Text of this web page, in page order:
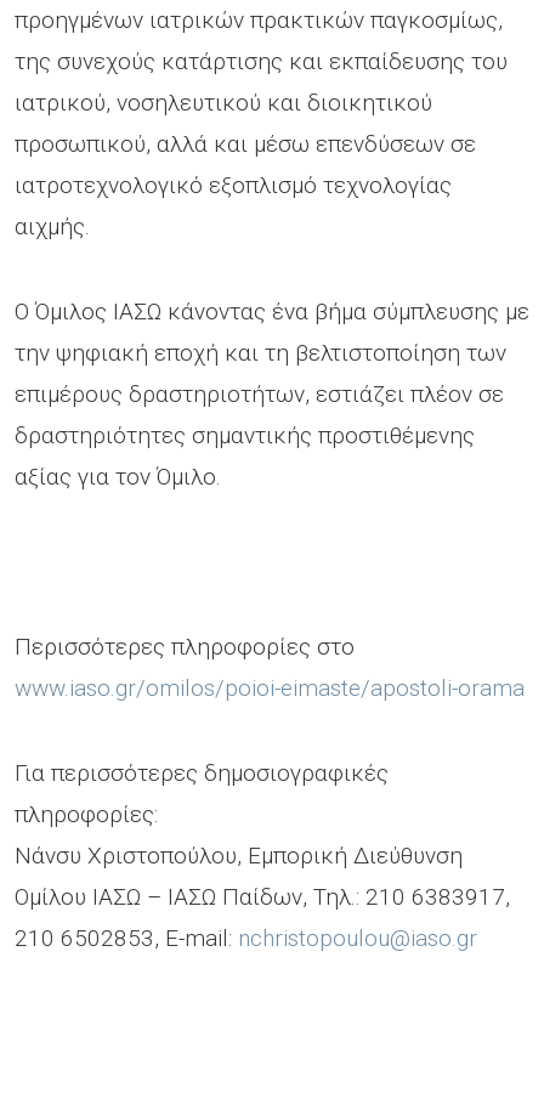
προηγμένων ιατρικών πρακτικών παγκοσμίως,
της συνεχούς κατάρτισης και εκπαίδευσης του
ιατρικού, νοσηλευτικού και διοικητικού
προσωπικού, αλλά και μέσω επενδύσεων σε
ιατροτεχνολογικό εξοπλισμό τεχνολογίας
αιχμής.
Ο Όμιλος ΙΑΣΩ κάνοντας ένα βήμα σύμπλευσης με
την ψηφιακή εποχή και τη βελτιστοποίηση των
επιμέρους δραστηριοτήτων, εστιάζει πλέον σε
δραστηριότητες σημαντικής προστιθέμενης
αξίας για τον Όμιλο.
Περισσότερες πληροφορίες στο
www.iaso.gr/omilos/poioi-eimaste/apostoli-orama
Για περισσότερες δημοσιογραφικές
πληροφορίες:
Νάνσυ Χριστοπούλου, Εμπορική Διεύθυνση
Ομίλου ΙΑΣΩ – ΙΑΣΩ Παίδων, Τηλ.: 210 6383917,
210 6502853, E-mail: nchristopoulou@iaso.gr